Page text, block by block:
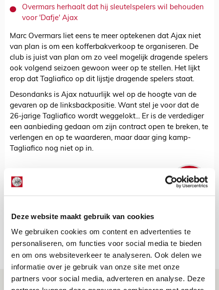
Deze website maakt gebruik van cookies
We gebruiken cookies om content en advertenties te
personaliseren, om functies voor social media te bieden
en om ons websiteverkeer te analyseren. Ook delen we
informatie over je gebruik van onze site met onze
partners voor social media, adverteren en analyse. Deze
Overmars herhaalt dat hij sleutelspelers wil behouden
voor 'Dafje' Ajax
Marc Overmars liet eens te meer optekenen dat Ajax niet
van plan is om een kofferbakverkoop te organiseren. De
club is juist van plan om zo veel mogelijk dragende spelers
ook volgend seizoen gewoon weer op te stellen. Het lijkt
erop dat Tagliafico op dit lijstje dragende spelers staat.
Desondanks is Ajax natuurlijk wel op de hoogte van de
gevaren op de linksbackpositie. Want stel je voor dat de
26-jarige Tagliafico wordt weggelokt... Er is de verdediger
een aanbieding gedaan om zijn contract open te breken, te
verlengen en op te waarderen, maar daar ging kamp-
Tagliafico nog niet op in.
Net binnen //
Drie dingen die je moet weten over PEC